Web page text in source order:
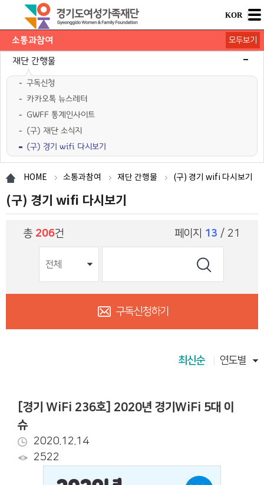
KOR
소통과참여
공지사항
채용공고
모집/행사
카드뉴스
언론보도
도민의 의견
재단 간행물
구독신청
카카오톡 뉴스레터
GWFF 통계인사이트
(구) 재단 소식지
(구) 경기 wifi 다시보기
모두보기
HOME 소통과참여 재단 간행물 (구) 경기 wifi 다시보기
(구) 경기 wifi 다시보기
총 206건 페이지 13 / 21
구독신청하기
최신순 연도별
[경기 WiFi 236호] 2020년 경기WiFi 5대 이
슈
2020.12.14
2522